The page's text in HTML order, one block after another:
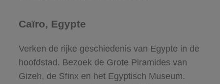
Caïro, Egypte
Verken de rijke geschiedenis van Egypte in de
hoofdstad. Bezoek de Grote Piramides van
Gizeh, de Sfinx en het Egyptisch Museum.